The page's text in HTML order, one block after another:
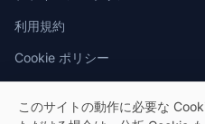
利用規約
Cookie ポリシー
このサイトの動作に必要な